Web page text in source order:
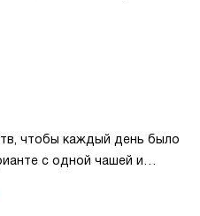
чтобы каждый день было
с одной чашей и
сделали «над